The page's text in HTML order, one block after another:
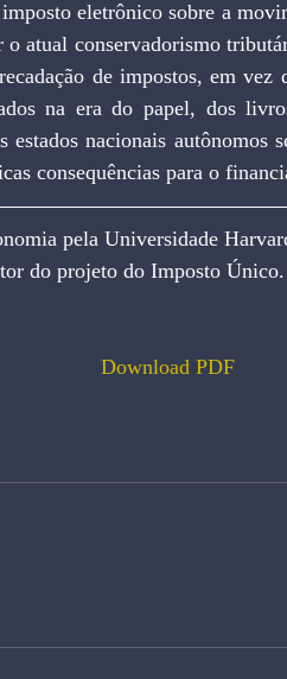
o atual conservadorismo
de impostos, em
na era do papel, dos
estados nacionais autônomos
consequências para o
pela Universidade
do projeto do Imposto
Download PDF